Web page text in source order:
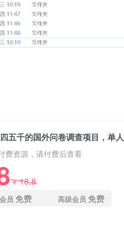
费资源，请付费后查看
￥18.8
员 免费 高级会员 免费